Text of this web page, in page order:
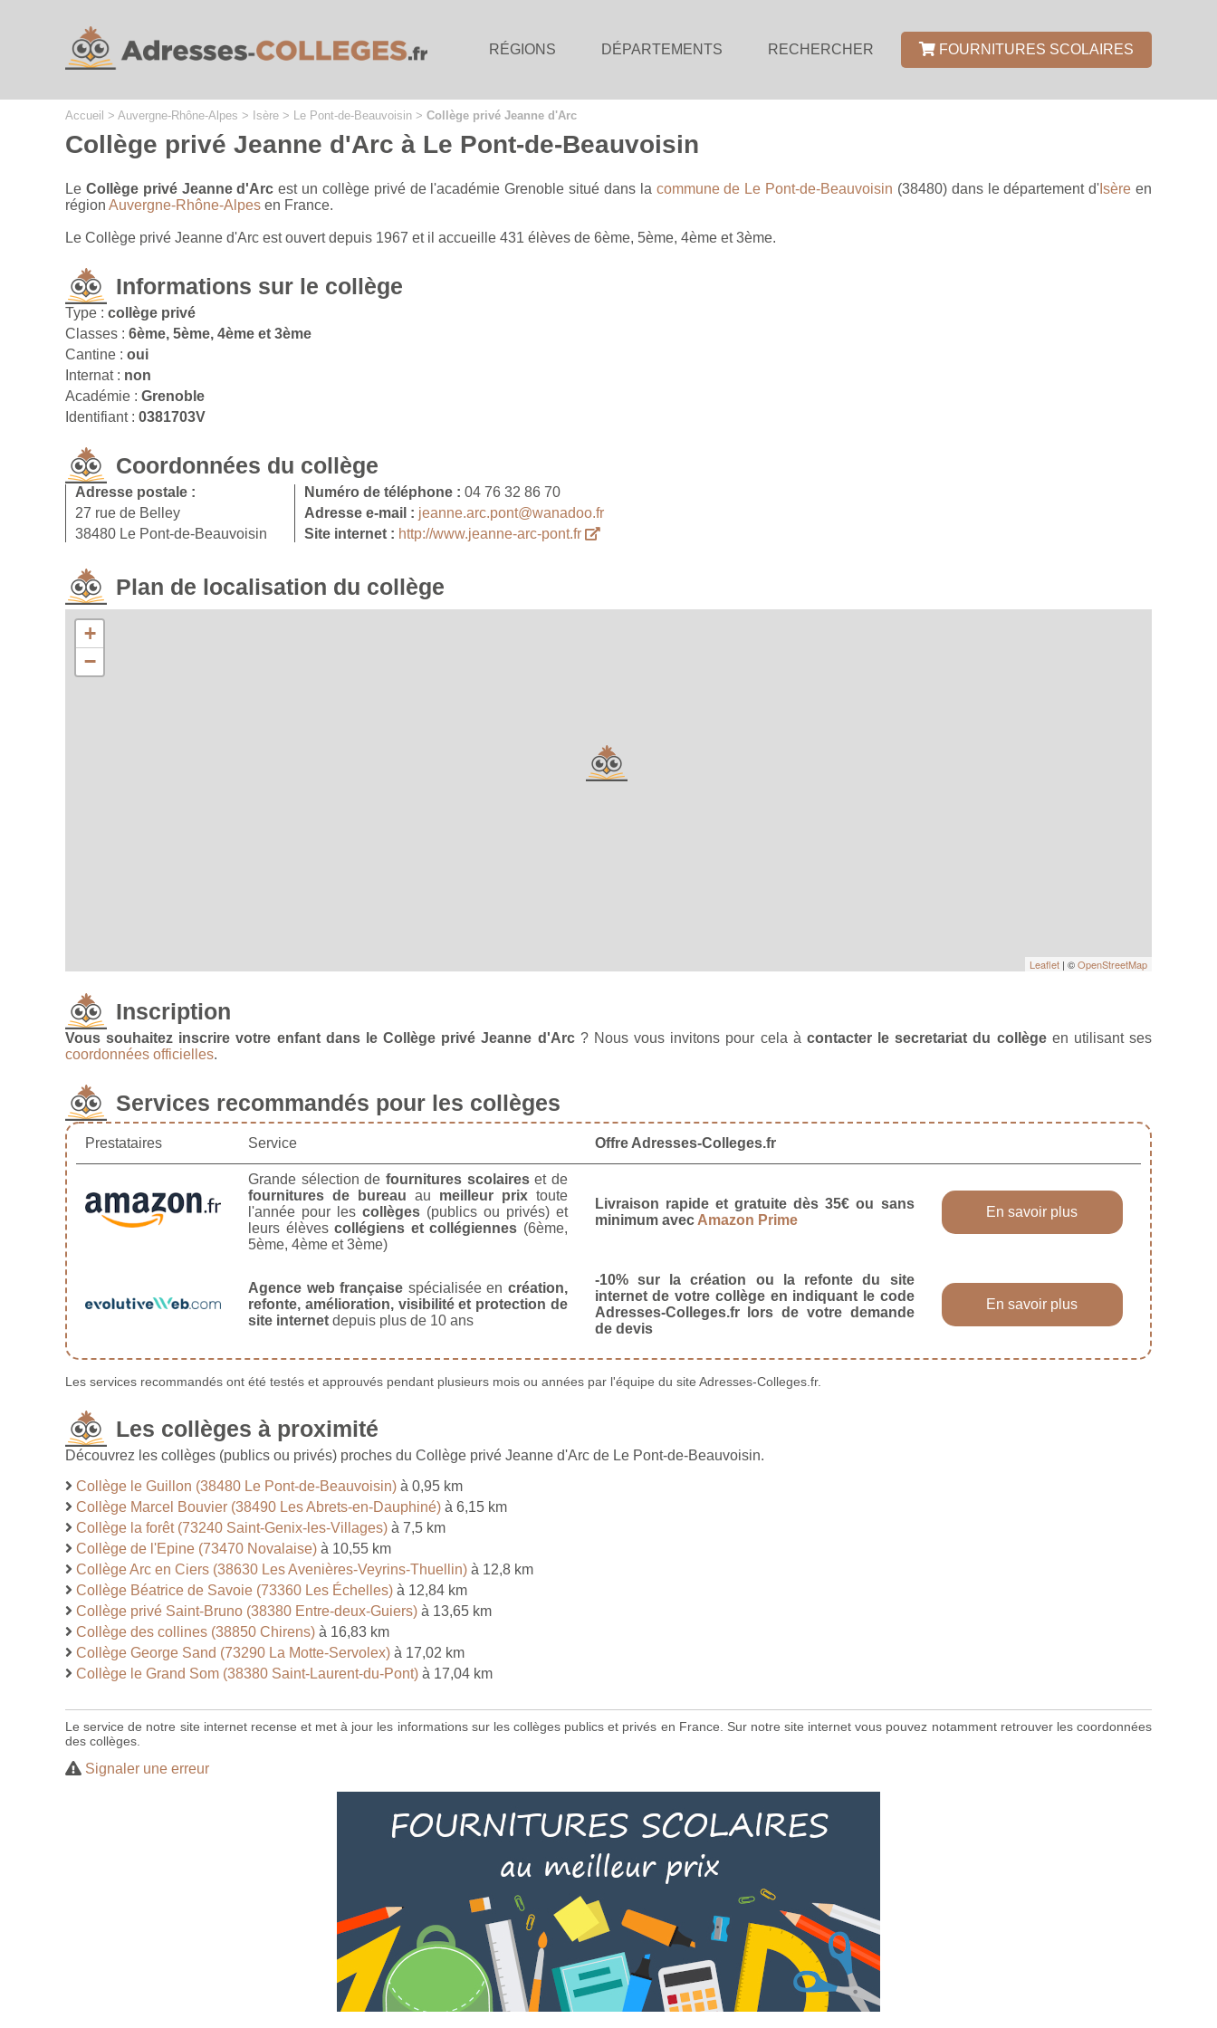
RÉGIONS DÉPARTEMENTS RECHERCHER FOURNITURES SCOLAIRES
Accueil > Auvergne-Rhône-Alpes > Isère > Le Pont-de-Beauvoisin > Collège privé Jeanne d'Arc
Collège privé Jeanne d'Arc à Le Pont-de-Beauvoisin
Le Collège privé Jeanne d'Arc est un collège privé de l'académie Grenoble situé dans la commune de Le Pont-de-Beauvoisin (38480) dans le département d' Isère en
région Auvergne-Rhône-Alpes en France.
Le Collège privé Jeanne d'Arc est ouvert depuis 1967 et il accueille 431 élèves de 6ème, 5ème, 4ème et 3ème.
Informations sur le collège
Type : collège privé
Classes : 6ème, 5ème, 4ème et 3ème
Cantine : oui
Internat : non
Académie : Grenoble
Identifiant : 0381703V
Coordonnées du collège
Adresse postale :
27 rue de Belley
38480 Le Pont-de-Beauvoisin
Numéro de téléphone : 04 76 32 86 70
Adresse e-mail : jeanne.arc.pont@wanadoo.fr
Site internet : http://www.jeanne-arc-pont.fr
Plan de localisation du collège
+
−
Leaflet | ©OpenStreetMap
Inscription
Vous souhaitez inscrire votre enfant dans le Collège privé Jeanne d'Arc? Nous vous invitons pour cela à contacter le secretariat du collègeen utilisant ses
coordonnées officielles.
Services recommandés pour les collèges
Prestataires Service Offre Adresses-Colleges.fr
Grande sélection de fournitures scolaireset de
fournitures de bureau au meilleur prixtoute
l'année pour les collèges(publics ou privés) et
leurs élèvescollégiens et collégiennes (6ème,
5ème, 4ème et 3ème)
Livraison rapide et gratuite dès 35€ ou sans
minimum avec Amazon Prime
En savoir plus
Agence web française spécialisée en création,
refonte, amélioration, visibilité et protection de
site internet depuis plus de 10 ans
-10% sur la création ou la refonte du site
internet de votre collège en indiquant le code
Adresses-Colleges.fr lors de votre demande
de devis
En savoir plus
Les services recommandés ont été testés et approuvés pendant plusieurs mois ou années par l'équipe du site Adresses-Colleges.fr.
Les collèges à proximité
Découvrez les collèges (publics ou privés) proches du Collège privé Jeanne d'Arc de Le Pont-de-Beauvoisin.
Collège le Guillon (38480 Le Pont-de-Beauvoisin) à 0,95 km
Collège Marcel Bouvier (38490 Les Abrets-en-Dauphiné) à 6,15 km
Collège la forêt (73240 Saint-Genix-les-Villages) à 7,5 km
Collège de l'Epine (73470 Novalaise) à 10,55 km
Collège Arc en Ciers (38630 Les Avenières-Veyrins-Thuellin) à 12,8 km
Collège Béatrice de Savoie (73360 Les Échelles) à 12,84 km
Collège privé Saint-Bruno (38380 Entre-deux-Guiers) à 13,65 km
Collège des collines (38850 Chirens) à 16,83 km
Collège George Sand (73290 La Motte-Servolex) à 17,02 km
Collège le Grand Som (38380 Saint-Laurent-du-Pont) à 17,04 km
Le service de notre site internet recense et met à jour les informations sur les collèges publics et privés en France. Sur notre site internet vous pouvez notamment retrouver les coordonnées
des collèges.
Signaler une erreur